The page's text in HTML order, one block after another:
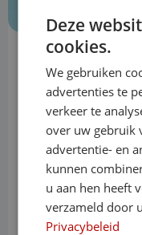
Je kunt bij
bedrijfsauto’s
drie
Totaalpakket
Deze
cookies.
We gebruiken
advertenties te
verkeer te
over uw gebruik
advertentie- en
kunnen
u aan hen heeft
verzameld door
Privacybeleid